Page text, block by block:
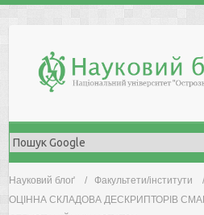
Науковий блоґ Факультети/інститути
ОЦІННА СКЛАДОВА ДЕСКРИПТОРІВ